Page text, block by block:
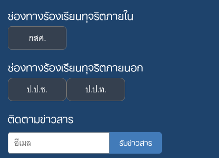
ช่องทางร้องเรียนทุจริตภายใน
กสศ.
ช่องทางร้องเรียนทุจริตภายนอก
ป.ป.ช. ป.ป.ท.
ติดตามข่าวสาร